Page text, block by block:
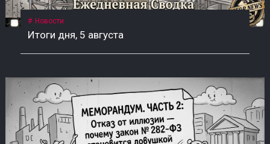
Новости
Итоги дня, 5 августа